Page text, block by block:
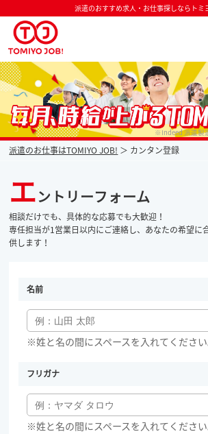
派遣のおすすめ求人・お仕事探しならトミ
派遣なら毎月時給が上がるトミヨジョブ ※Indeed 派遣製
派遣のお仕事はTOMIYO JOB! カンタン登録
エントリーフォーム
相談だけでも、具体的な応募でも大歓迎！
専任担当が1営業日以内にご連絡し、あなたの希望に
供します！
名前
※姓と名の間にスペースを入れてください
フリガナ
※姓と名の間にスペースを入れてください